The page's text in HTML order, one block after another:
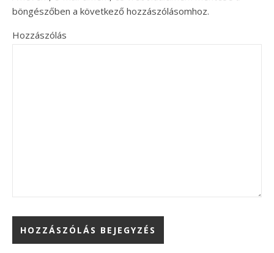
böngészőben a következő hozzászólásomhoz.
Hozzászólás